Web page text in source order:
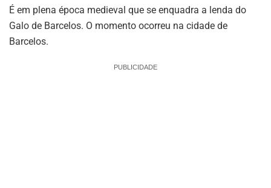
É em plena época medieval que se enquadra a lenda do
Galo de Barcelos. O momento ocorreu na cidade de
Barcelos.
PUBLICIDADE